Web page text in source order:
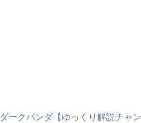
ダークパンダ【ゆっくり解説チャ